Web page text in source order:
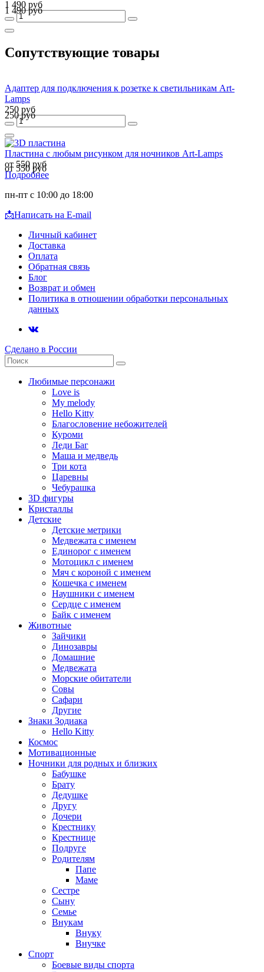
1 490 руб
1 490 руб
Сопутствующие товары
Адаптер для подключения к розетке к светильникам Art-
Lamps
250 руб
250 руб
Пластина с любым рисунком для ночников Art-Lamps
от 550 руб
от 550 руб
Подробнее
пн-пт с 10:00 до 18:00
📩Написать на E-mail
Личный кабинет
Доставка
Оплата
Обратная связь
Блог
Возврат и обмен
Политика в отношении обработки персональных
данных
Сделано в России
Любимые персонажи
Love is
My melody
Hello Kitty
Благословение небожителей
Куроми
Леди Баг
Маша и медведь
Три кота
Царевны
Чебурашка
3D фигуры
Кристаллы
Детские
Детские метрики
Медвежата с именем
Единорог с именем
Мотоцикл с именем
Мяч с короной с именем
Кошечка с именем
Наушники с именем
Сердце с именем
Байк с именем
Животные
Зайчики
Динозавры
Домашние
Медвежата
Морские обитатели
Совы
Сафари
Другие
Знаки Зодиака
Hello Kitty
Космос
Мотивационные
Ночники для родных и близких
Бабушке
Брату
Дедушке
Другу
Дочери
Крестнику
Крестнице
Подруге
Родителям
Папе
Маме
Сестре
Сыну
Семье
Внукам
Внуку
Внучке
Спорт
Боевые виды спорта